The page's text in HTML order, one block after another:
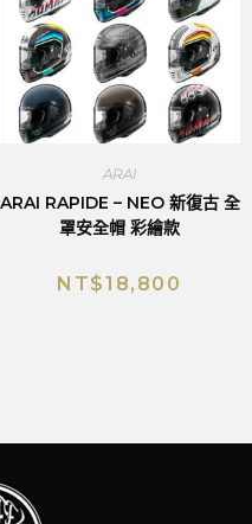
ARAI
ARAI RAPIDE – NEO 新復古 全
罩安全帽 彩繪款
NT$18,800